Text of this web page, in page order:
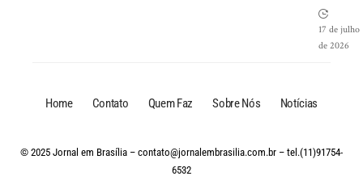
17 de julho
de 2026
Home Contato Quem Faz Sobre Nós Notícias
© 2025 Jornal em Brasília – contato@jornalembrasilia.com.br – tel.(11)91754-
6532